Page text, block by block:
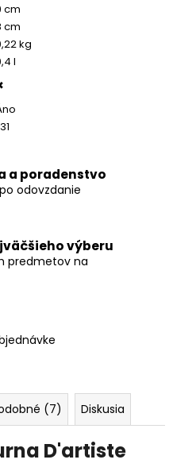
cm
cm
kg
l
a poradenstvo
odovzdanie
výberu
predmetov na
(7) Diskusia
D'artiste